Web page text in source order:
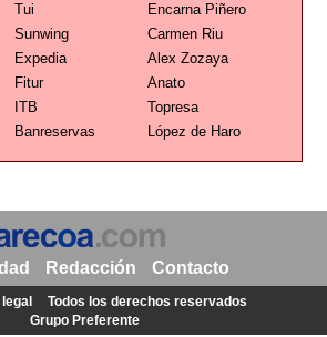
Tui
Encarna Piñero
Sunwing
Carmen Riu
Expedia
Alex Zozaya
Fitur
Anato
ITB
Topresa
Banreservas López de Haro
Redacción Contacto
Todos los derechos reservados
Grupo Preferente